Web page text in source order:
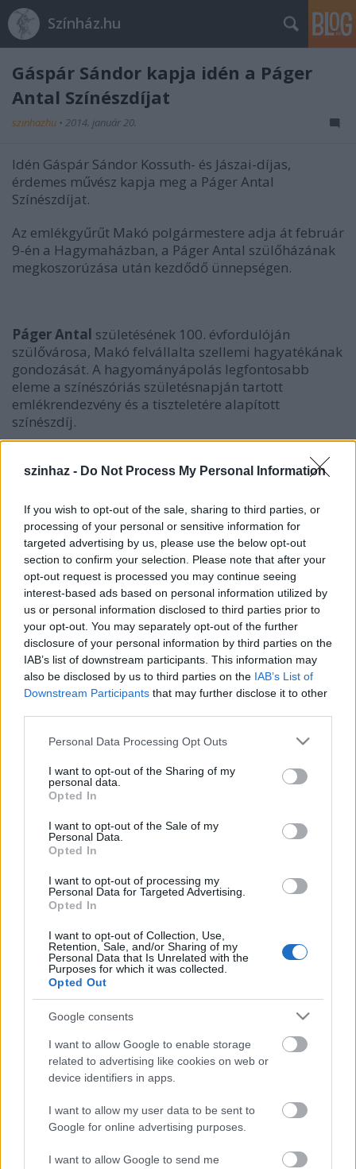
szinhaz - Do Not Process My Personal Information
If you wish to opt-out of the sale, sharing to third parties, or
processing of your personal or sensitive information for
targeted advertising by us, please use the below opt-out
section to confirm your selection. Please note that after your
opt-out request is processed you may continue seeing
interest-based ads based on personal information utilized by
us or personal information disclosed to third parties prior to
your opt-out. You may separately opt-out of the further
disclosure of your personal information by third parties on the
IAB’s list of downstream participants. This information may
also be disclosed by us to third parties on the IAB’s List of
Downstream Participants that may further disclose it to other
Please note that this website/app uses one or more Google
not limited to your visit or usage behaviour. You may click to
grant or deny consent to Google and its third-party tags to
use your data for below specified purposes in below Google
consent section.
Personal Data Processing Opt Outs
I want to opt-out of the Sharing of my
personal data.
Opted In
I want to opt-out of the Sale of my
Personal Data.
Opted In
I want to opt-out of processing my
Personal Data for Targeted Advertising.
Opted In
I want to opt-out of Collection, Use,
Retention, Sale, and/or Sharing of my
Personal Data that Is Unrelated with the
Purposes for which it was collected.
Opted Out
Google consents
I want to allow Google to enable storage
related to advertising like cookies on web or
device identifiers in apps.
I want to allow my user data to be sent to
Google for online advertising purposes.
I want to allow Google to send me
Színház.hu
Gáspár Sándor kapja idén a Páger
Antal Színészdíjat
szinhazhu • 2014. január 20.
Idén Gáspár Sándor Kossuth- és Jászai-díjas,
érdemes művész kapja meg a Páger Antal
Színészdíjat.
Az emlékgyűrűt Makó polgármestere adja át február
9-én a Hagymaházban, a Páger Antal szülőházának
megkoszorúzása után kezdődő ünnepségen.
Páger Antal születésének 100. évfordulóján
szülővárosa, Makó felvállalta szellemi hagyatékának
gondozását. A hagyományápolás legfontosabb
eleme a színészóriás születésnapján tartott
emlékrendezvény és a tiszteletére alapított
színészdíj.
A kitüntetést odaítélő szakmai kuratórium tagjai –
Tamásszínművészek , Réz Andrásfilmesztéta és
Páger Antalunokája,
Garas Dezső, Király Levente, Venczel Vera,
Csákányi Eszter, Kern András, Törőcsik Mari,
Kútvölgyi ErzsébetésCserhalmi György
után
2014-benGáspár Sándorveheti át a jeles
elismerést.
Gáspár Sándorelmondta: számára különösen sokat
jelent ez a díj, hiszen többször játszott együtt
Antallal,akit a múlt évszázad legnagyobb magyar
színészének, filmszínészként világklasszisnak tartja.
„Ő számomra egy csoda, szenzációs példa” -
fogalmazott.